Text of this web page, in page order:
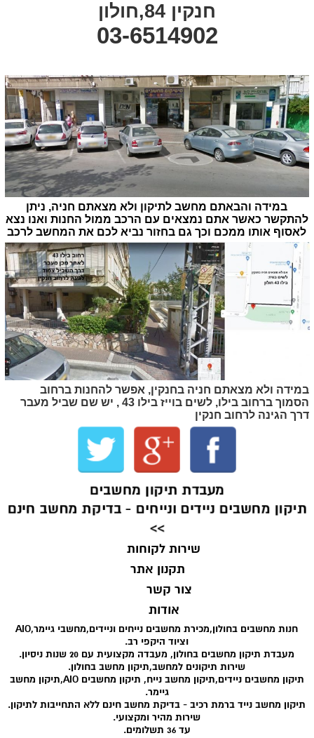
צור קשר
אודות
תקנון אתר
שירות לקוחות
חנות מחשבים בחולון,מכירת מחשבים נייחים וניידים,מחשבי גיימר,AIO
וציוד היקפי רב.
מעבדת תיקון מחשבים בחולון, מעבדה מקצועית עם 20 שנות ניסיון.
שירות תיקונים למחשב,תיקון מחשב בחולון.
תיקון מחשבים ניידים,תיקון מחשב נייח, תיקון מחשבים AIO,תיקון מחשב
גיימר.
תיקון מחשב נייד ברמת רכיב - בדיקת מחשב חינם ללא התחייבות לתיקון.
שירות מהיר ומקצועי.
עד 36 תשלומים.
מעבדת תיקון מחשבים
תיקון מחשבים ניידים ונייחים - בדיקת מחשב חינם
>>
במידה והבאתם מחשב לתיקון ולא מצאתם חניה, ניתן
להתקשר כאשר אתם נמצאים עם הרכב ממול החנות ואנו נצא
לאסוף אותו ממכם וכך גם בחזור נביא לכם את המחשב לרכב
במידה ולא מצאתם חניה בחנקין, אפשר להחנות ברחוב
הסמוך ברחוב בילו, לשים בוייז בילו 43 , יש שם שביל מעבר
דרך הגינה לרחוב חנקין
חנקין 84,חולון
03-6514902